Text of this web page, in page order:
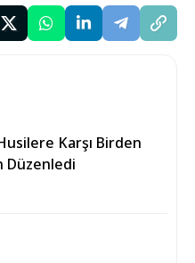
Karşı Birden
Düzenledi